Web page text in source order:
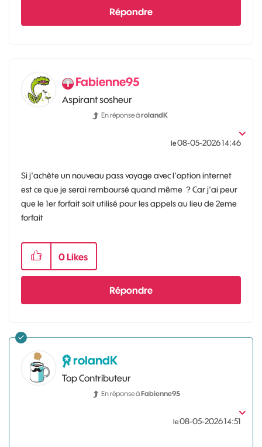
Répondre
Fabienne95
Aspirant sosheur
En réponse àrolandK
le‎08-05-202614:46
Si j'achète un nouveau pass voyage avec l'option internet
est ce que je serai remboursé quand même ? Car j'ai peur
que le 1er forfait soit utilisé pour les appels au lieu de 2eme
forfait
0 Likes
Répondre
rolandK
Top Contributeur
En réponse àFabienne95
le‎08-05-202614:51